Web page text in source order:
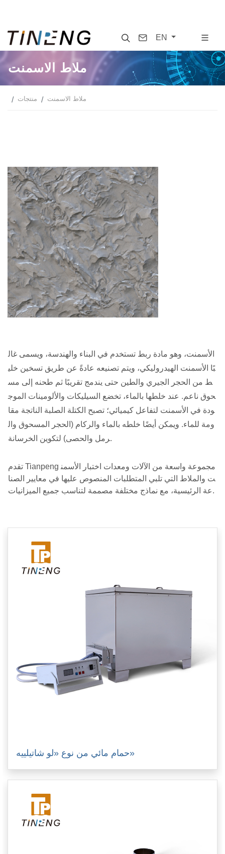
SearchContact
EN
ملاط الاسمنت
منتجات ملاط الاسمنت
الأسمنت، وهو مادة ربط تستخدم في البناء والهندسة، ويسمى غال
بًا الأسمنت الهيدروليكي، ويتم تصنيعه عادةً عن طريق تسخين خلي
ط من الحجر الجيري والطين حتى يندمج تقريبًا ثم طحنه إلى مس
حوق ناعم. عند خلطها بالماء، تخضع السيليكات والألومينات الموج
ودة في الأسمنت لتفاعل كيميائي؛ تصبح الكتلة الصلبة الناتجة مقا
ومة للماء. ويمكن أيضًا خلطه بالماء والركام (الحجر المسحوق وال
رمل والحصى) لتكوين الخرسانة.
تقدم Tianpeng مجموعة واسعة من الآلات ومعدات اختبار الأسمن
ت والملاط التي تلبي المتطلبات المنصوص عليها في معايير الصنا
عة الرئيسية، مع نماذج مختلفة مصممة لتناسب جميع الميزانيات.
حمام مائي من نوع «لو شاتيلييه»